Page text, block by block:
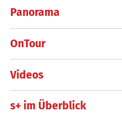
Panorama
OnTour
Videos
s+ im Überblick